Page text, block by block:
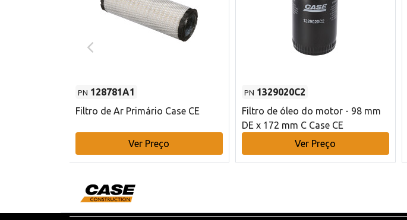
PN 128781A1
Filtro de Ar Primário Case CE
Ver Preço
PN 1329020C2
Filtro de óleo do motor - 98 mm
DE x 172 mm C Case CE
Ver Preço